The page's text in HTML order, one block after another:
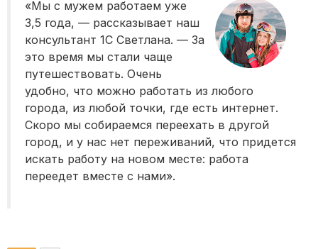
«Мы с мужем работаем уже
3,5 года, — рассказывает наш
консультант 1С Светлана. — За
это время мы стали чаще
путешествовать. Очень
удобно, что можно работать из любого
города, из любой точки, где есть интернет.
Скоро мы собираемся переехать в другой
город, и у нас нет переживаний, что придется
искать работу на новом месте: работа
переедет вместе с нами».